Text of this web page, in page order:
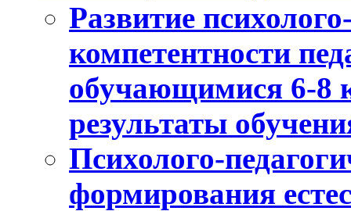
Развитие
компетентности
обучающимися 6-8
результаты
Психолого-
формирования